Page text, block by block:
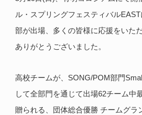
ル・スプリングフェスティバル
部が出場、多くの皆様に応援をいた
ありがとうございました。
高校チームが、SONG/POM部門
して全部門を通じて出場62チーム中
贈られる、団体総合優勝 チームグラ